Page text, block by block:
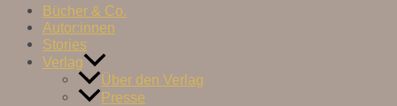
Bücher & Co.
Autor:innen
Stories
Verlag
Über den Verlag
Presse